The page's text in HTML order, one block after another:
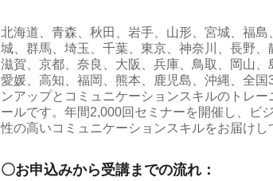
北海道、青森、秋田、岩手、山形、宮城、福
城、群馬、埼玉、千葉、東京、神奈川、長野、
滋賀、京都、奈良、大阪、兵庫、鳥取、岡山、
愛媛、高知、福岡、熊本、鹿児島、沖縄、全国
ンアップとコミュニケーションスキルのトレー
ールです。年間2,000回セミナーを開催し、ビ
性の高いコミュニケーションスキルをお届けし
〇お申込みから受講までの流れ：